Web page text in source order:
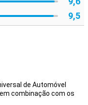
9,5
de Automóvel
combinação com os